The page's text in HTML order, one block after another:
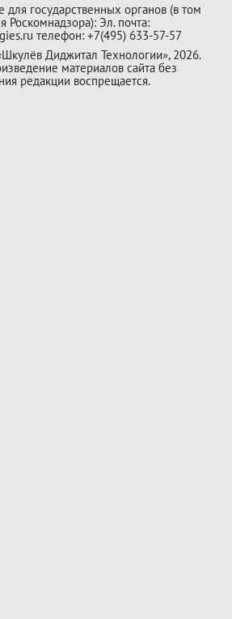
для государственных органов (в том
Роскомнадзора): Эл. почта:
телефон: +7(495) 633-57-57
Диджитал Технологии», 2026.
материалов сайта без
редакции воспрещается.